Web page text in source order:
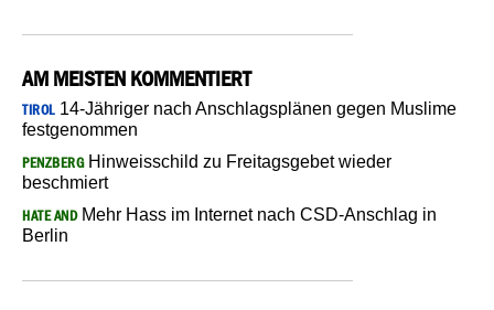
AM MEISTEN KOMMENTIERT
TIROL14-Jähriger nach Anschlagsplänen gegen Muslime
festgenommen
PENZBERGHinweisschild zu Freitagsgebet wieder
beschmiert
HATE ANDMehr Hass im Internet nach CSD-Anschlag in
Berlin